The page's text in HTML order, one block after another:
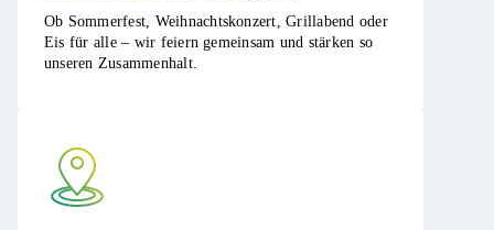
Ob Sommerfest, Weihnachtskonzert, Grillabend oder
Eis für alle – wir feiern gemeinsam und stärken so
unseren Zusammenhalt.​